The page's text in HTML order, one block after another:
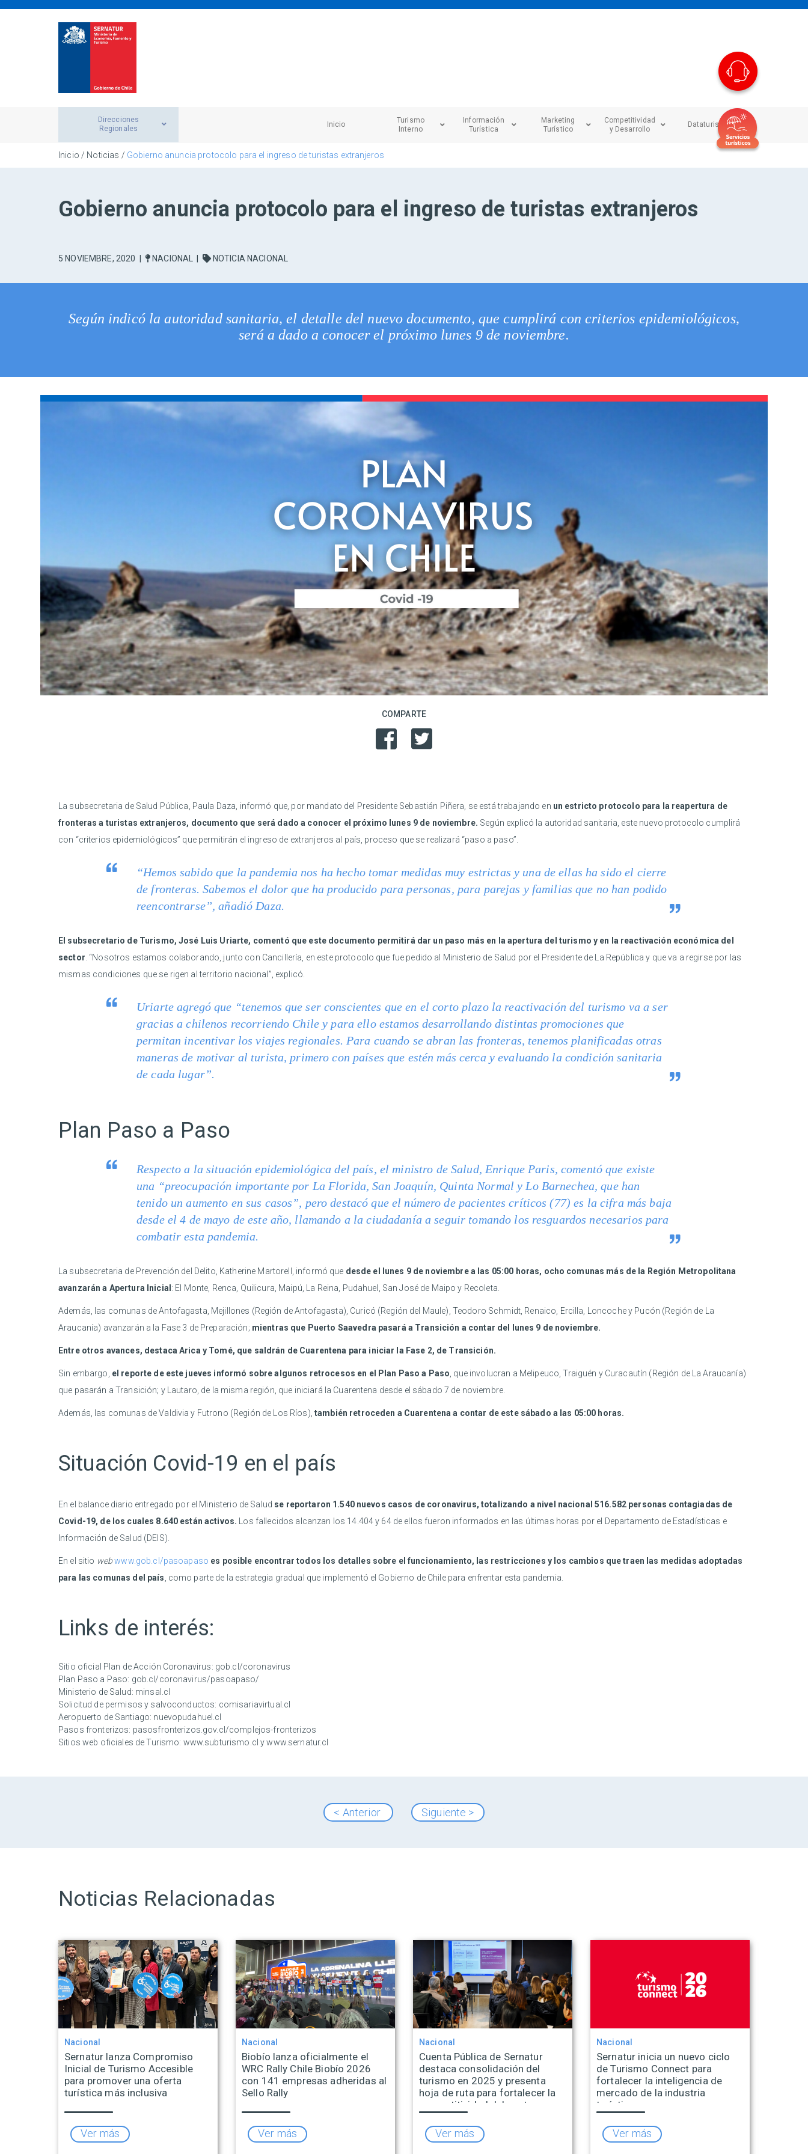
Direcciones
Regionales
Inicio
Turismo
Interno
Información
Turística
Marketing
Turístico
Competitividad
y Desarrollo
Dataturismo
Inicio / Noticias / Gobierno anuncia protocolo para el ingreso de turistas extranjeros
Gobierno anuncia protocolo para el ingreso de turistas extranjeros
5 NOVIEMBRE, 2020 NACIONAL NOTICIA NACIONAL
Según indicó la autoridad sanitaria, el detalle del nuevo documento, que cumplirá con criterios epidemiológicos,
será a dado a conocer el próximo lunes 9 de noviembre.
COMPARTE
La subsecretaria de Salud Pública, Paula Daza, informó que, por mandato del Presidente Sebastián Piñera, se está trabajando en un estricto protocolo para la reapertura de
fronteras a turistas extranjeros, documento que será dado a conocer el próximo lunes 9 de noviembre. Según explicó la autoridad sanitaria, este nuevo protocolo cumplirá
con “criterios epidemiológicos” que permitirán el ingreso de extranjeros al país, proceso que se realizará “paso a paso”.
“Hemos sabido que la pandemia nos ha hecho tomar medidas muy estrictas y una de ellas ha sido el cierre
de fronteras. Sabemos el dolor que ha producido para personas, para parejas y familias que no han podido
reencontrarse”, añadió Daza.
El subsecretario de Turismo, José Luis Uriarte, comentó que este documento permitirá dar un paso más en la apertura del turismo y en la reactivación económica del
sector . “Nosotros estamos colaborando, junto con Cancillería, en este protocolo que fue pedido al Ministerio de Salud por el Presidente de La República y que va a regirse por las
mismas condiciones que se rigen al territorio nacional”, explicó.
Uriarte agregó que “tenemos que ser conscientes que en el corto plazo la reactivación del turismo va a ser
gracias a chilenos recorriendo Chile y para ello estamos desarrollando distintas promociones que
permitan incentivar los viajes regionales. Para cuando se abran las fronteras, tenemos planificadas otras
maneras de motivar al turista, primero con países que estén más cerca y evaluando la condición sanitaria
de cada lugar”.
Plan Paso a Paso
Respecto a la situación epidemiológica del país, el ministro de Salud, Enrique Paris, comentó que existe
una “preocupación importante por La Florida, San Joaquín, Quinta Normal y Lo Barnechea, que han
tenido un aumento en sus casos”, pero destacó que el número de pacientes críticos (77) es la cifra más baja
desde el 4 de mayo de este año, llamando a la ciudadanía a seguir tomando los resguardos necesarios para
combatir esta pandemia.
La subsecretaria de Prevención del Delito, Katherine Martorell, informó que desde el lunes 9 de noviembre a las 05:00 horas, ocho comunas más de la Región Metropolitana
avanzarán a Apertura Inicial : El Monte, Renca, Quilicura, Maipú, La Reina, Pudahuel, San José de Maipo y Recoleta.
Además, las comunas de Antofagasta, Mejillones (Región de Antofagasta), Curicó (Región del Maule), Teodoro Schmidt, Renaico, Ercilla, Loncoche y Pucón (Región de La
Araucanía) avanzarán a la Fase 3 de Preparación; mientras que Puerto Saavedra pasará a Transición a contar del lunes 9 de noviembre.
Entre otros avances, destaca Arica y Tomé, que saldrán de Cuarentena para iniciar la Fase 2, de Transición.
Sin embargo, el reporte de este jueves informó sobre algunos retrocesos en el Plan Paso a Paso , que involucran a Melipeuco, Traiguén y Curacautín (Región de La Araucanía)
que pasarán a Transición; y Lautaro, de la misma región, que iniciará la Cuarentena desde el sábado 7 de noviembre.
Además, las comunas de Valdivia y Futrono (Región de Los Ríos), también retroceden a Cuarentena a contar de este sábado a las 05:00 horas.
Situación Covid-19 en el país
En el balance diario entregado por el Ministerio de Salud se reportaron 1.540 nuevos casos de coronavirus, totalizando a nivel nacional 516.582 personas contagiadas de
Covid-19, de los cuales 8.640 están activos. Los fallecidos alcanzan los 14.404 y 64 de ellos fueron informados en las últimas horas por el Departamento de Estadísticas e
Información de Salud (DEIS).
En el sitio web www.gob.cl/pasoapaso es posible encontrar todos los detalles sobre el funcionamiento, las restricciones y los cambios que traen las medidas adoptadas
para las comunas del país , como parte de la estrategia gradual que implementó el Gobierno de Chile para enfrentar esta pandemia.
Links de interés:
Sitio oficial Plan de Acción Coronavirus: gob.cl/coronavirus
Plan Paso a Paso: gob.cl/coronavirus/pasoapaso/
Ministerio de Salud: minsal.cl
Solicitud de permisos y salvoconductos: comisariavirtual.cl
Aeropuerto de Santiago: nuevopudahuel.cl
Pasos fronterizos: pasosfronterizos.gov.cl/complejos-fronterizos
Sitios web oficiales de Turismo: www.subturismo.cl ywww.sernatur.cl
< Anterior Siguiente >
Noticias Relacionadas
Nacional
Sernatur lanza Compromiso
Inicial de Turismo Accesible
para promover una oferta
turística más inclusiva
Ver más
Nacional
Biobío lanza oficialmente el
WRC Rally Chile Biobío 2026
con 141 empresas adheridas al
Sello Rally
Ver más
Nacional
Cuenta Pública de Sernatur
destaca consolidación del
turismo en 2025 y presenta
hoja de ruta para fortalecer la
competitividad del sector
Ver más
Nacional
Sernatur inicia un nuevo ciclo
de Turismo Connect para
fortalecer la inteligencia de
mercado de la industria
turística
Ver más